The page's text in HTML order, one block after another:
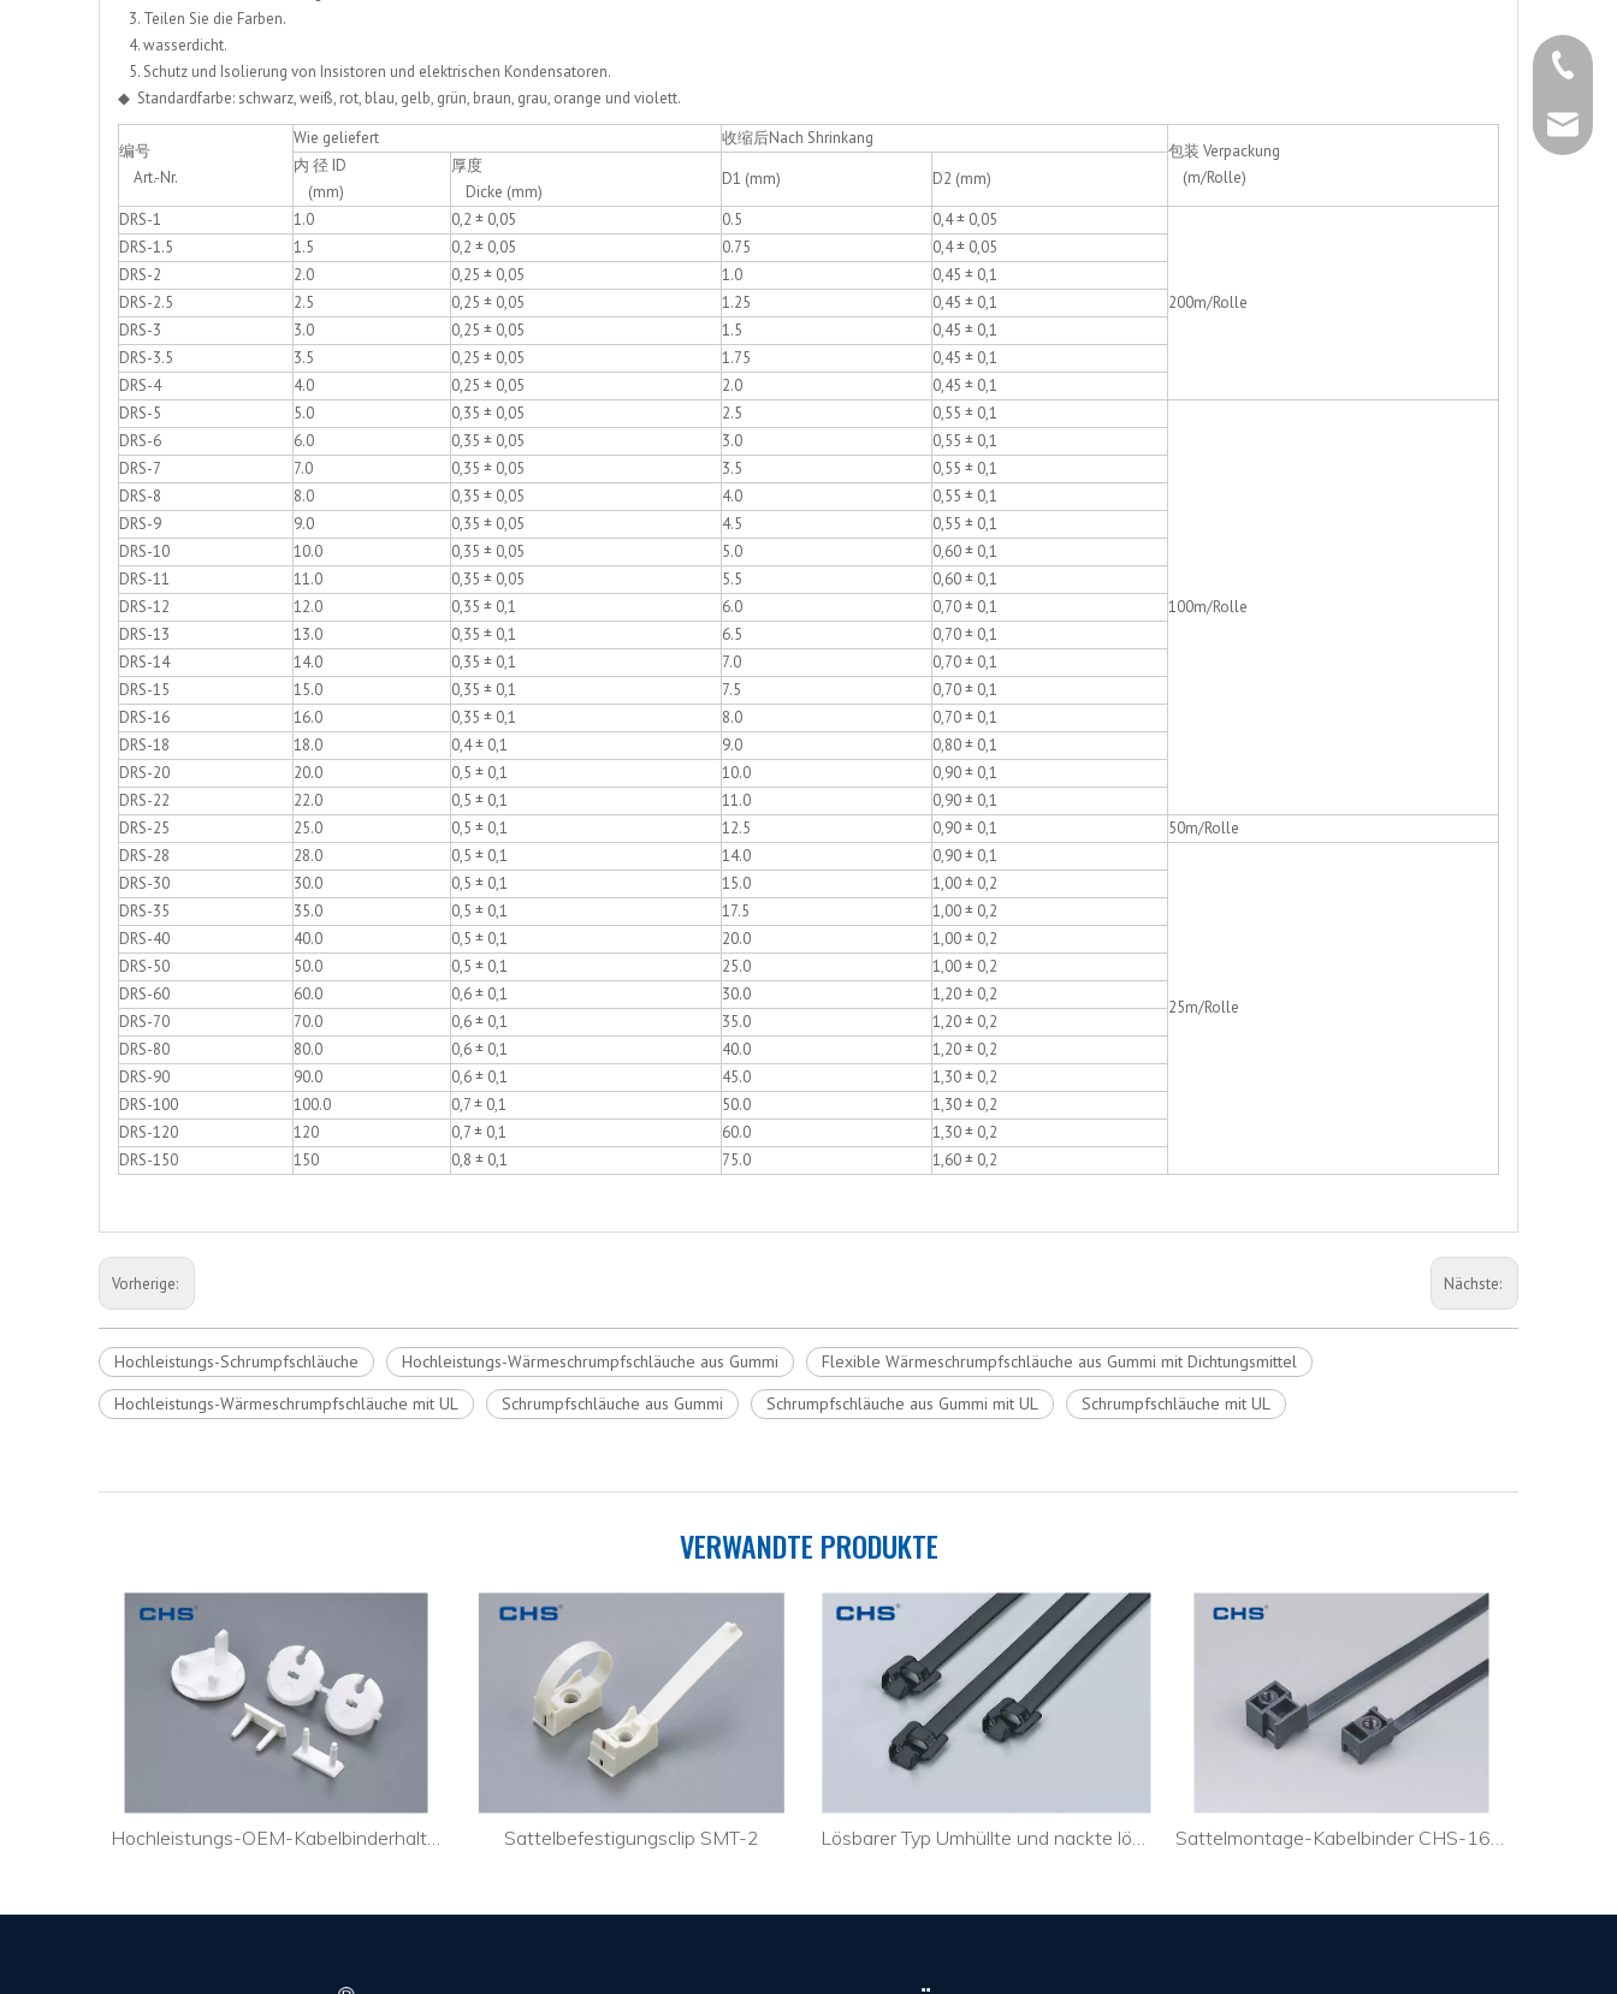
3. Teilen Sie die Farben.
4. wasserdicht.
5. Schutz und Isolierung von Insistoren und elektrischen Kondensatoren.
◆ Standardfarbe: schwarz, weiß, rot, blau, gelb, grün, braun, grau, orange und violett.
编号
Art.-Nr.
Wie geliefert 收缩后Nach Shrinkang
包装 Verpackung
(m/Rolle)
内 径 ID
(mm)
厚度
Dicke (mm)
D1 (mm)
D2 (mm)
DRS-1
1.0 0,2 ± 0,05 0.5 0,4 ± 0,05
200m/Rolle
DRS-1.5 1.5 0,2 ± 0,05 0.75
0,4 ± 0,05
DRS-2
2.0 0,25 ± 0,05 1.0
0,45 ± 0,1
DRS-2.5
2.5 0,25 ± 0,05 1.25
0,45 ± 0,1
DRS-3
3.0 0,25 ± 0,05 1.5
0,45 ± 0,1
DRS-3.5
3.5 0,25 ± 0,05 1.75
0,45 ± 0,1
DRS-4
4.0 0,25 ± 0,05 2.0
0,45 ± 0,1
DRS-5
5.0 0,35 ± 0,05 2.5 0,55 ± 0,1
100m/Rolle
DRS-6 6.0 0,35 ± 0,05 3.0
0,55 ± 0,1
DRS-7
7.0 0,35 ± 0,05 3.5
0,55 ± 0,1
DRS-8
8.0 0,35 ± 0,05 4.0
0,55 ± 0,1
DRS-9
9.0 0,35 ± 0,05 4.5
0,55 ± 0,1
DRS-10
10.0 0,35 ± 0,05 5.0
0,60 ± 0,1
DRS-11
11.0 0,35 ± 0,05 5.5
0,60 ± 0,1
DRS-12
12.0 0,35 ± 0,1 6.0
0,70 ± 0,1
DRS-13
13.0 0,35 ± 0,1 6.5
0,70 ± 0,1
DRS-14
14.0 0,35 ± 0,1 7.0
0,70 ± 0,1
DRS-15
15.0 0,35 ± 0,1 7.5
0,70 ± 0,1
DRS-16
16.0 0,35 ± 0,1 8.0
0,70 ± 0,1
DRS-18
18.0 0,4 ± 0,1 9.0
0,80 ± 0,1
DRS-20
20.0 0,5 ± 0,1 10.0
0,90 ± 0,1
DRS-22
22.0 0,5 ± 0,1 11.0
0,90 ± 0,1
DRS-25
25.0 0,5 ± 0,1 12.5 0,90 ± 0,1
50m/Rolle
DRS-28
28.0 0,5 ± 0,1 14.0 0,90 ± 0,1
25m/Rolle
DRS-30 30.0 0,5 ± 0,1 15.0
1,00 ± 0,2
DRS-35
35.0 0,5 ± 0,1 17.5
1,00 ± 0,2
DRS-40
40.0 0,5 ± 0,1 20.0
1,00 ± 0,2
DRS-50
50.0 0,5 ± 0,1 25.0
1,00 ± 0,2
DRS-60
60.0 0,6 ± 0,1 30.0
1,20 ± 0,2
DRS-70
70.0 0,6 ± 0,1 35.0
1,20 ± 0,2
DRS-80
80.0 0,6 ± 0,1 40.0
1,20 ± 0,2
DRS-90
90.0 0,6 ± 0,1 45.0
1,30 ± 0,2
DRS-100
100.0 0,7 ± 0,1 50.0
1,30 ± 0,2
DRS-120
120 0,7 ± 0,1 60.0
1,30 ± 0,2
DRS-150
150 0,8 ± 0,1 75.0 1,60 ± 0,2
Vorherige: Nächste:
Hochleistungs-Schrumpfschläuche Hochleistungs-Wärmeschrumpfschläuche aus Gummi
Flexible Wärmeschrumpfschläuche aus Gummi mit Dichtungsmittel
Hochleistungs-Wärmeschrumpfschläuche mit UL
Schrumpfschläuche aus Gummi Schrumpfschläuche aus Gummi mit UL Schrumpfschläuche mit UL
VERWANDTE PRODUKTE
Hochleistungs-OEM-Kabelbinderhalterungen Beleuchtungsdekoration Sicherheitsabdeckung SCB-3 Sattelbefestigungsclip SMT-2 Lösbarer Typ Umhüllte und nackte lösbare Kabelbinder aus Edelstahl Sattelmontage-Kabelbinder CHS-165SMT
+86 -
+86 -